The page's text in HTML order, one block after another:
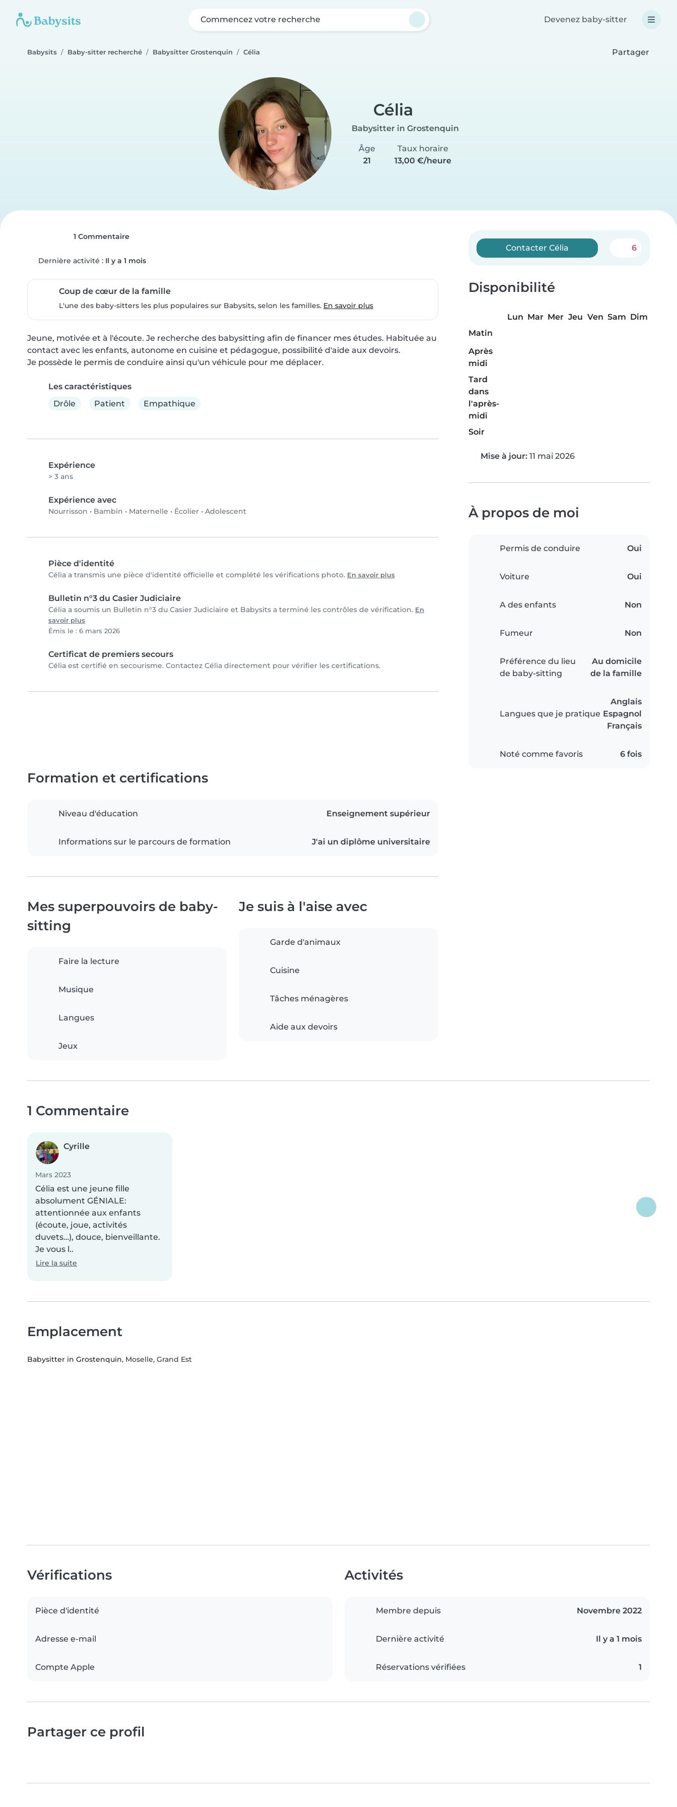
Commencez votre recherche Devenez baby-sitter
Babysits Baby-sitter recherché Babysitter Grostenquin Célia Partager
Célia
Babysitter in Grostenquin
Âge
21
Taux horaire
13,00 €/heure
1 Commentaire
Dernière activité : Il y a 1 mois
Coup de cœur de la famille
L'une des baby-sitters les plus populaires sur Babysits, selon les familles. En savoir plus
Jeune, motivée et à l'écoute. Je recherche des babysitting afin de financer mes études. Habituée au
contact avec les enfants, autonome en cuisine et pédagogue, possibilité d'aide aux devoirs.
Je possède le permis de conduire ainsi qu'un véhicule pour me déplacer.
Les caractéristiques
Drôle
Patient Empathique
Expérience
> 3 ans
Expérience avec
Nourrisson • Bambin • Maternelle • Écolier • Adolescent
Pièce d'identité
Célia a transmis une pièce d'identité officielle et complété les vérifications photo. En savoir plus
Bulletin n°3 du Casier Judiciaire
Célia a soumis un Bulletin n°3 du Casier Judiciaire et Babysits a terminé les contrôles de vérification. En
savoir plus
Émis le : 6 mars 2026
Certificat de premiers secours
Célia est certifié en secourisme. Contactez Célia directement pour vérifier les certifications.
Contacter Célia 6
Disponibilité
Lun Mar Mer Jeu Ven Sam Dim
Matin
Après
midi
Tard
dans
l'après-
midi
Soir
Mise à jour: 11 mai 2026
À propos de moi
Permis de conduire Oui
Voiture Oui
A des enfants Non
Fumeur Non
Préférence du lieu
de baby-sitting
Au domicile
de la famille
Langues que je pratique
Anglais
Espagnol
Français
Noté comme favoris 6 fois
Formation et certifications
Niveau d'éducation Enseignement supérieur
Informations sur le parcours de formation J'ai un diplôme universitaire
Mes superpouvoirs de baby-
sitting
Faire la lecture
Musique
Langues
Jeux
Je suis à l'aise avec
Garde d'animaux
Cuisine
Tâches ménagères
Aide aux devoirs
1 Commentaire
Cyrille
Mars 2023
Célia est une jeune fille
absolument GÉNIALE:
attentionnée aux enfants
(écoute, joue, activités
duvets…), douce, bienveillante.
Je vous l..
Lire la suite
Emplacement
Babysitter in Grostenquin, Moselle, Grand Est
Vérifications
Pièce d'identité
Adresse e-mail
Compte Apple
Activités
Membre depuis Novembre 2022
Dernière activité Il y a 1 mois
Réservations vérifiées 1
Partager ce profil